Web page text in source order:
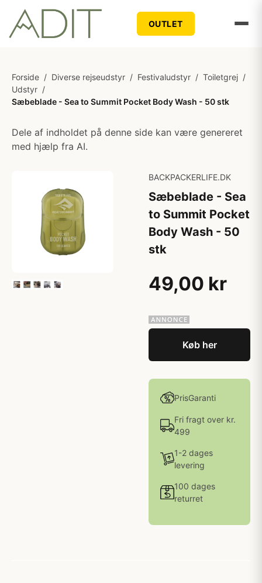
OUTLET
Forside / Diverse rejseudstyr / Festivaludstyr / Toiletgrej /
Udstyr /
Sæbeblade - Sea to Summit Pocket Body Wash - 50 stk
Dele af indholdet på denne side kan være genereret
med hjælp fra AI.
BACKPACKERLIFE.DK
Sæbeblade - Sea
to Summit Pocket
Body Wash - 50
stk
49,00 kr
Køb her
PrisGaranti
Fri fragt over kr.
499
1-2 dages
levering
100 dages
returret